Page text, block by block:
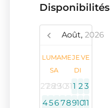
Disponibilités
Août, 2026
LUMAMEJE VE
SA
DI
27282930311 2 3
4567891011